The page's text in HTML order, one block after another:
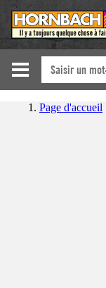
Page d'accueil